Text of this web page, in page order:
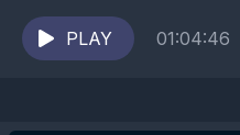
Святых последних дней
Джозефе Смите;-
Гунзэчойнэй,...
PLAY 01:04:46